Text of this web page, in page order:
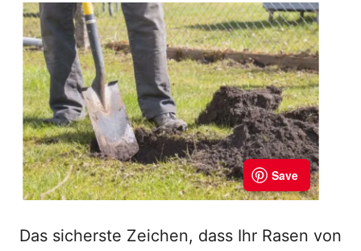
Das sicherste Zeichen, dass Ihr Rasen von